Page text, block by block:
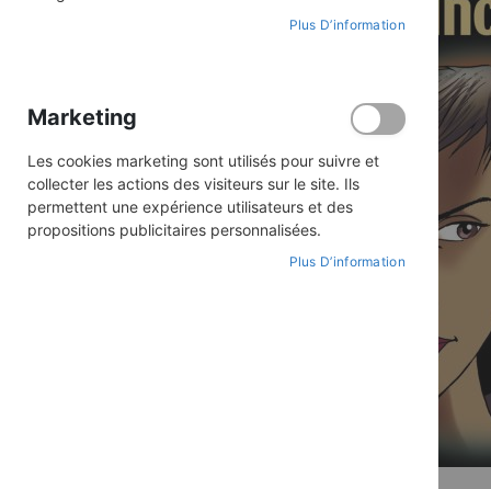
Plus D’information
Marketing
Les cookies marketing sont utilisés pour suivre et
collecter les actions des visiteurs sur le site. Ils
permettent une expérience utilisateurs et des
propositions publicitaires personnalisées.
Plus D’information